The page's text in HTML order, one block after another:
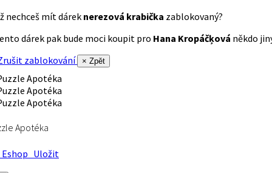
nechceš mít dárek nerezová krabička zablokovaný?
dárek pak bude moci koupit pro Hana Kropáčķová někdo
zablokování
× Zpět
Apotéka
Uložit